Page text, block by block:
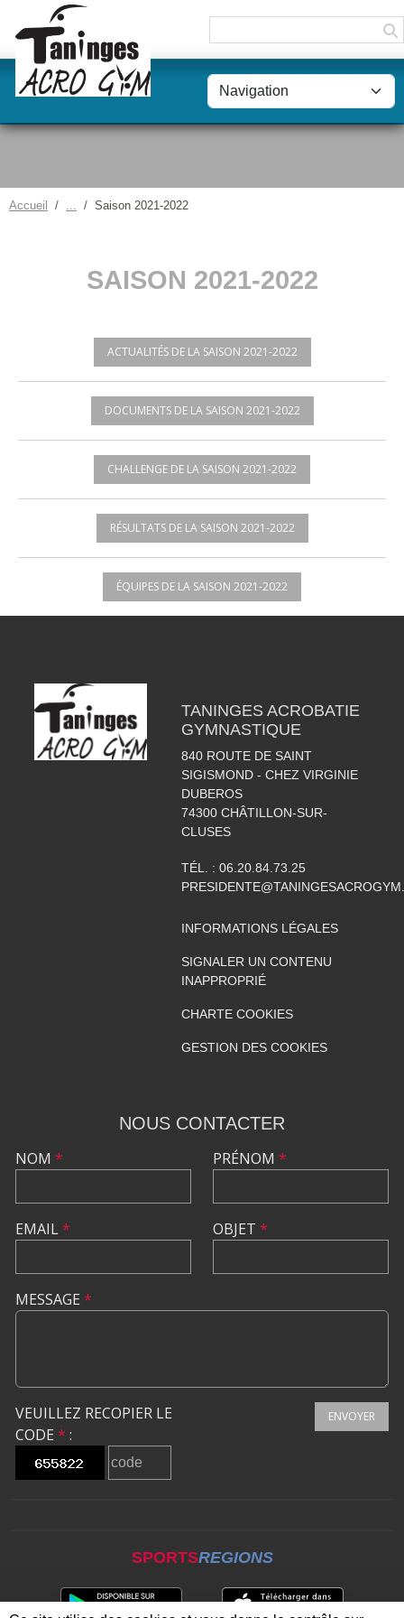
Accueil Saison 2021-2022
SAISON 2021-2022
ACTUALITÉS DE LA SAISON 2021-2022
DOCUMENTS DE LA SAISON 2021-2022
CHALLENGE DE LA SAISON 2021-2022
RÉSULTATS DE LA SAISON 2021-2022
ÉQUIPES DE LA SAISON 2021-2022
TANINGES ACROBATIE
GYMNASTIQUE
840 ROUTE DE SAINT
SIGISMOND - CHEZ VIRGINIE
DUBEROS
74300 CHÂTILLON-SUR-
CLUSES
TÉL. : 06.20.84.73.25
INFORMATIONS LÉGALES
SIGNALER UN CONTENU
INAPPROPRIÉ
CHARTE COOKIES
GESTION DES COOKIES
NOUS CONTACTER
NOM *
EMAIL*
PRÉNOM *
OBJET *
MESSAGE *
VEUILLEZ RECOPIER LE
CODE * :
ENVOYER
SPORTSREGIONS
Panneau de gestion des cookies